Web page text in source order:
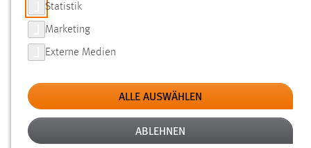
WANDERAUSSTELLUNG
ENTWICKLUNGSLAND D: FAIRTRADE
ALS ENTWICKLUNGSHILFE?
18.07.2018
Deutschland ein Entwicklungsland? Mit
Statistik
Marketing
Externe Medien
ALLE AUSWÄHLEN
ABLEHNEN